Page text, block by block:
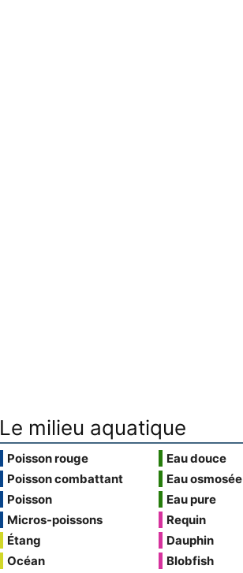
Le milieu aquatique
Poisson rouge
Poisson combattant
Poisson
Micros-poissons
Étang
Océan
Eau douce
Eau osmosée
Eau pure
Requin
Dauphin
Blobfish